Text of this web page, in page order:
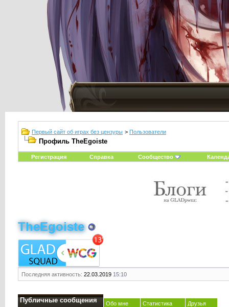
Первый сайт об играх без цензуры > Пользователи
Профиль TheEgoiste
Регистрация Справка Сообщество
TheEgoiste
Последняя активность: 22.03.2019 15:10
Публичные сообщения Обо мне Статистика Друзья